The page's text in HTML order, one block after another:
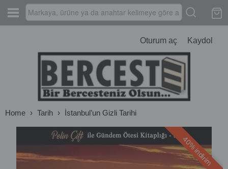
Oturum aç Kaydol
Home › Tarih › İstanbul’un Gizli Tarihi
40% indirim